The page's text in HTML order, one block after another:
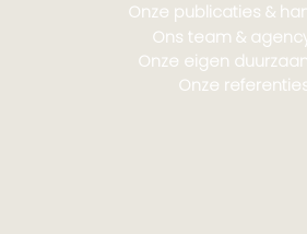
Onze publicaties &
Ons team &
Onze eigen
Onze